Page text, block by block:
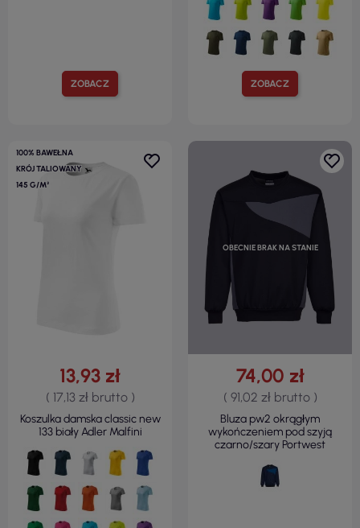
ZOBACZ ZOBACZ
100% BAWEŁNA
KRÓJ TALIOWANY
145 G/M²
13,93 zł
( 17,13 zł brutto )
Koszulka damska classic new
133 biały Adler Malfini
OBECNIE BRAK NA STANIE
74,00 zł
( 91,02 zł brutto )
Bluza pw2 okrągłym
wykończeniem pod szyją
czarno/szary Portwest